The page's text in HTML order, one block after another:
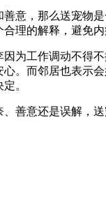
意，那么送宠物
理的解释，避免内
为工作调动不
。而邻居也表示
。
善意还是误解，